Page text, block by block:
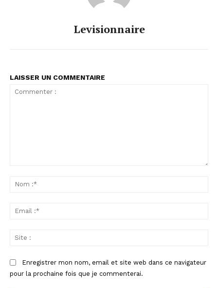
Levisionnaire
LAISSER UN COMMENTAIRE
Enregistrer mon nom, email et site web dans ce navigateur
pour la prochaine fois que je commenterai.